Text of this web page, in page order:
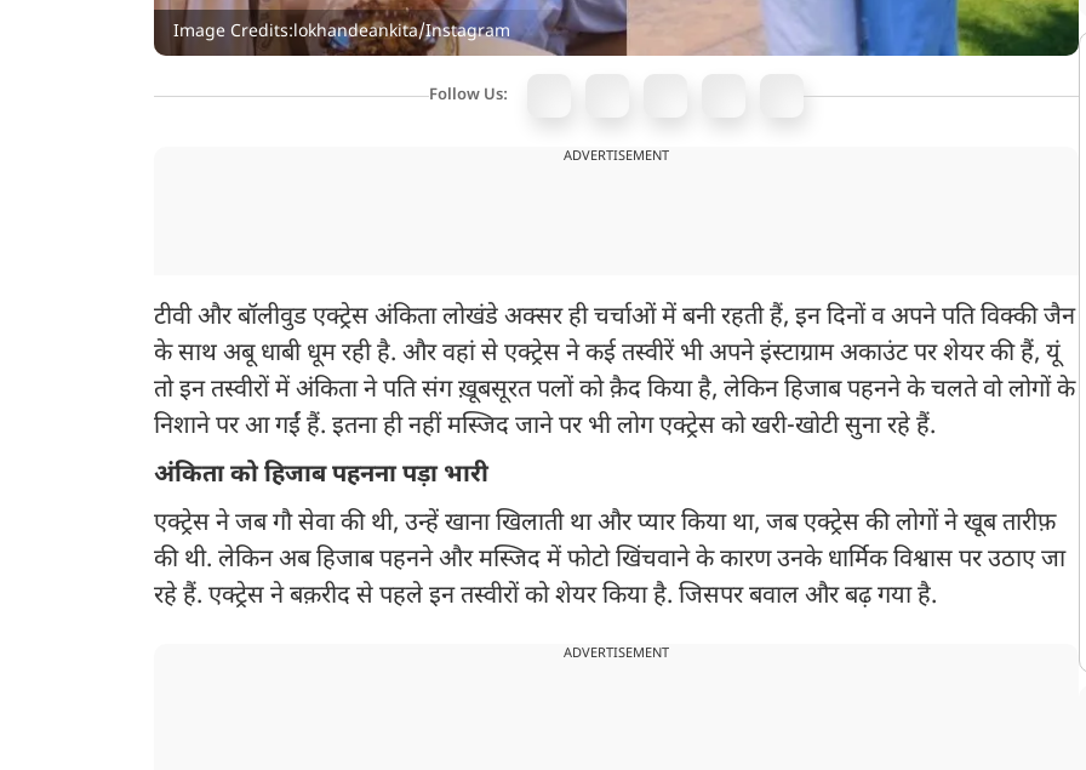
Image Credits:lokhandeankita/Instagram
Follow Us:
ADVERTISEMENT
टीवी और बॉलीवुड एक्ट्रेस अंकिता लोखंडे अक्सर ही चर्चाओं में बनी रहती हैं, इन दिनों व अपने पति विक्की जैन
के साथ अबू धाबी धूम रही है. और वहां से एक्ट्रेस ने कई तस्वीरें भी अपने इंस्टाग्राम अकाउंट पर शेयर की हैं, यूं
तो इन तस्वीरों में अंकिता ने पति संग ख़ूबसूरत पलों को क़ैद किया है, लेकिन हिजाब पहनने के चलते वो लोगों के
निशाने पर आ गईं हैं. इतना ही नहीं मस्जिद जाने पर भी लोग एक्ट्रेस को खरी-खोटी सुना रहे हैं.
अंकिता को हिजाब पहनना पड़ा भारी
एक्ट्रेस ने जब गौ सेवा की थी, उन्हें खाना खिलाती था और प्यार किया था, जब एक्ट्रेस की लोगों ने खूब तारीफ़
की थी. लेकिन अब हिजाब पहनने और मस्जिद में फोटो खिंचवाने के कारण उनके धार्मिक विश्वास पर उठाए जा
रहे हैं. एक्ट्रेस ने बक़रीद से पहले इन तस्वीरों को शेयर किया है. जिसपर बवाल और बढ़ गया है.
ADVERTISEMENT